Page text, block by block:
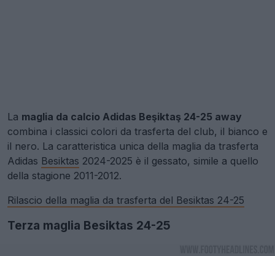
La maglia da calcio Adidas Beşiktaş 24-25 away
combina i classici colori da trasferta del club, il bianco e
il nero. La caratteristica unica della maglia da trasferta
Adidas Besiktas 2024-2025 è il gessato, simile a quello
della stagione 2011-2012.
Rilascio della maglia da trasferta del Besiktas 24-25
Terza maglia Besiktas 24-25